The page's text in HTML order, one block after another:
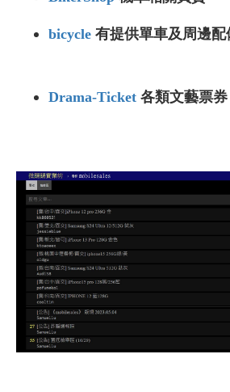
bicycle 有提供單車及周邊配
Drama-Ticket 各類文藝票券